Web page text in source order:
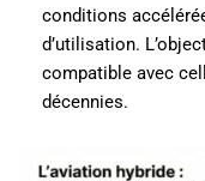
conditions
d’utilisation.
compatible avec
décennies.